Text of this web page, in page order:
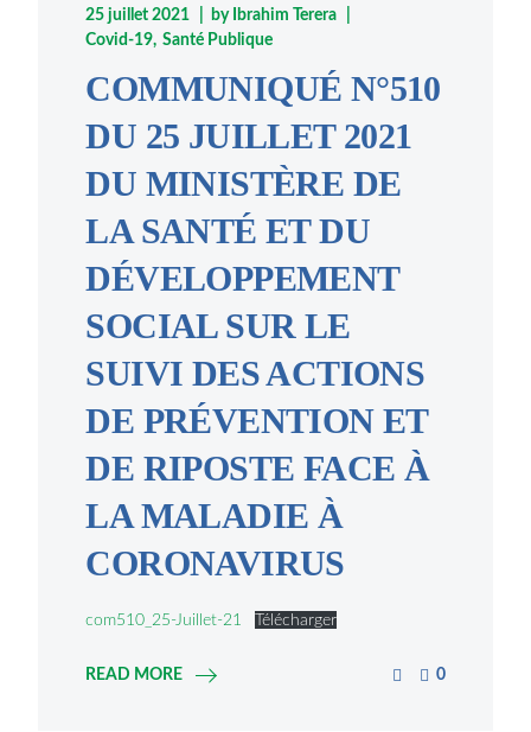
25 juillet 2021 by Ibrahim Terera
Covid-19 Santé Publique
COMMUNIQUÉ N°510
DU 25 JUILLET 2021
DU MINISTÈRE DE
LA SANTÉ ET DU
DÉVELOPPEMENT
SOCIAL SUR LE
SUIVI DES ACTIONS
DE PRÉVENTION ET
DE RIPOSTE FACE À
LA MALADIE À
CORONAVIRUS
com510_25-Juillet-21 Télécharger
READ MORE 0